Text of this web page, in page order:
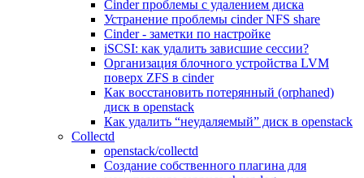
Cinder проблемы с удалением диска
Устранение проблемы cinder NFS share
Cinder - заметки по настройке
iSCSI: как удалить зависшие сессии?
Организация блочного устройства LVM
поверх ZFS в cinder
Как восстановить потерянный (orphaned)
диск в openstack
Как удалить “неудаляемый” диск в openstack
Collectd
openstack/collectd
Создание собственного плагина для